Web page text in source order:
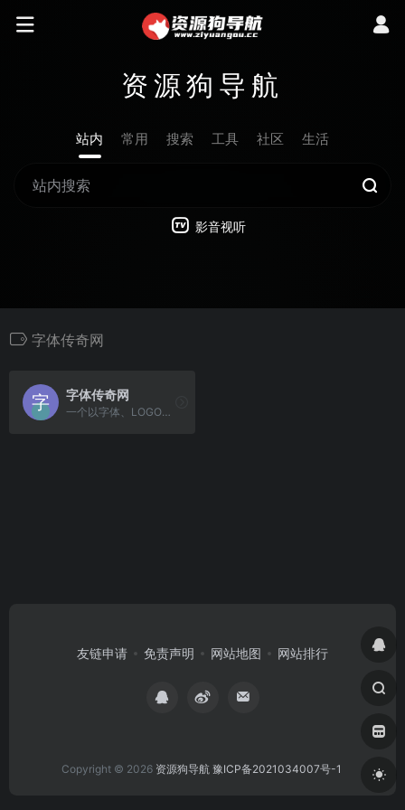
资源狗导航
站内 常用 搜索 工具 社区 生活
影音视听
字体传奇网
字体传奇网
一个以字体、LOGO、品牌设计为核心的学习与交流平台。
友链申请 免责声明 网站地图 网站排行
Copyright © 2026 资源狗导航 豫ICP备2021034007号-1